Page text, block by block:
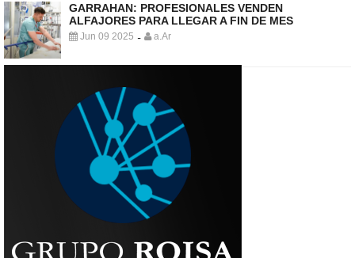
GARRAHAN: PROFESIONALES VENDEN
ALFAJORES PARA LLEGAR A FIN DE MES
Jun 09 2025 - a.Ar